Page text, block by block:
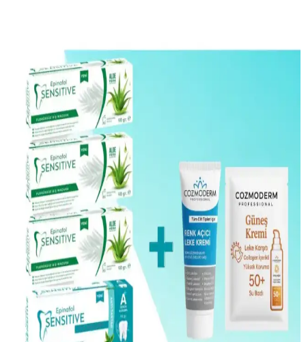
NEDOX Varilx Önleyici Roll-on: Varis ve Kılcal
Damar Sorunlarına Çözüm Sunan Doğal Kozmetik
Ürün
NEDOX Varilx Roll-on, doğal içerikleriyle varis ve damar
sorunlarını hafifletir, kullanımı kolay, ferahlatıcı ve güvenilir bir
damar bakım ürünüdür.
True Bee Günlük Rüya Serisi: Doğal İçeriklerle Saç
Sağlığını Yeniden Kazanma
Doğal içeriklerle formüle edilen True Bee Günlük Rüya Serisi,
saçlara canlılık, parlaklık ve hacim kazandırırken saç sağlığını
destekler, düzenli kullanımda etkili sonuçlar sağlar.
İncía %100 Doğal Saç Bakım Serumu Biberiye Yağı
Saç Sağlığını Destekleyen Güçlü Formül
İncía %100 doğal saç bakım serumu, biberiye yağı ve 10 mucizevi
yağ ile saç dökülmesini azaltır, parlaklık ve canlılık kazandırır, çevre
dost ve dermatolojik testlidir.